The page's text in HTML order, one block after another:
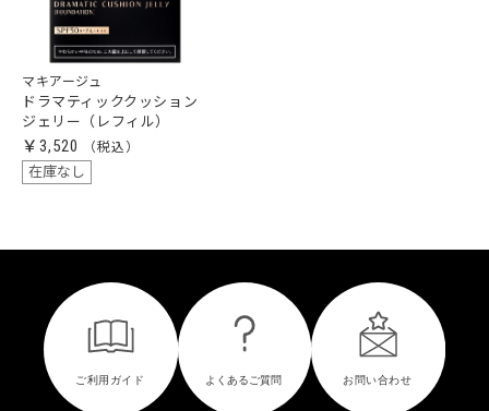
マキアージュ
ドラマティッククッション
ジェリー（レフィル）
￥3,520
在庫なし